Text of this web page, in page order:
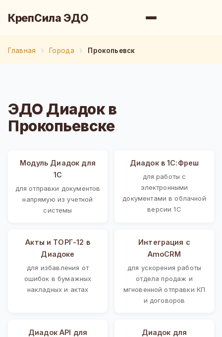
КрепСила ЭДО
Главная Города Прокопьевск
ЭДО Диадок в
Прокопьевске
Модуль Диадок для
1С
для отправки документов
напрямую из учетной
системы
Диадок в 1С:Фреш
для работы с
электронными
документами в облачной
версии 1С
Акты и ТОРГ-12 в
Диадоке
для избавления от
ошибок в бумажных
накладных и актах
Интеграция с
AmoCRM
для ускорения работы
отдела продаж и
мгновенной отправки КП
и договоров
Диадок API для
Диадок для